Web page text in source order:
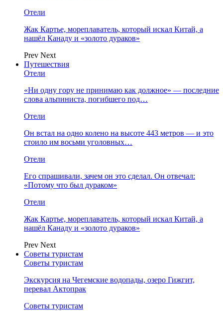
Отели
Жак Картье, мореплаватель, который искал Китай, а
нашёл Канаду и «золото дураков»
Prev Next
Путешествия
Отели
«Ни одну гору не принимаю как должное» — последние
слова альпиниста, погибшего под…
Отели
Он встал на одно колено на высоте 443 метров — и это
стоило им восьми уголовных…
Отели
Его спрашивали, зачем он это сделал. Он отвечал:
«Потому что был дураком»
Отели
Жак Картье, мореплаватель, который искал Китай, а
нашёл Канаду и «золото дураков»
Prev Next
Советы туристам
Советы туристам
Экскурсия на Чегемские водопады, озеро Гижгит,
перевал Актопрак
Советы туристам